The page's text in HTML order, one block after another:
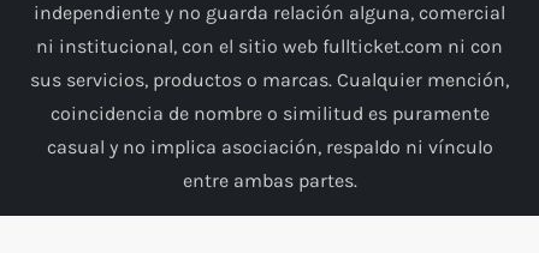
independiente y no guarda relación alguna, comercial
ni institucional, con el sitio web fullticket.com ni con
sus servicios, productos o marcas. Cualquier mención,
coincidencia de nombre o similitud es puramente
casual y no implica asociación, respaldo ni vínculo
entre ambas partes.